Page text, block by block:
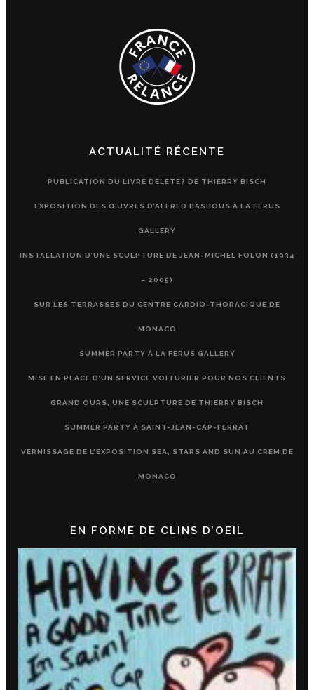
ACTUALITÉ RÉCENTE
PUBLICATION DU LIVRE DELETE? DE THIERRY BISCH
EXPOSITION DES ŒUVRES D’ALFRED BASBOUS À LA FERUS
GALLERY
INSTALLATION D’UNE SCULPTURE DE JEAN-MICHEL FOLON (1934
– 2005)
SUR LES TERRASSES DU CENTRE CARDIO-THORACIQUE DE
MONACO
SUMMER PARTY À LA FERUS GALLERY
MISE EN PLACE D’UN SERVICE VOITURIER POUR NOS CLIENTS
GRAND OURS, UNE SCULPTURE DE THIERRY BISCH
SUMMER PARTY À SAINT-JEAN-CAP-FERRAT
VERNISSAGE DE L’EXPOSITION SEA, STARS AND SUN AU CREM DE
MONACO
EN FORME DE CLINS D’OEIL